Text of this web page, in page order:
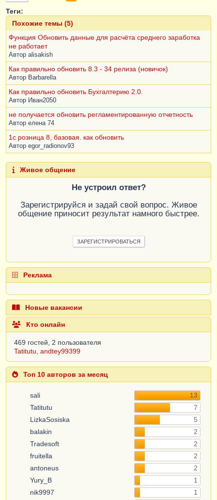
Теги:
Похожие темы (5)
Функция Обновить данные для расчёта среднего заработка
не работает
Автор alisakish
Как правильно обновить 8.3 - 34 релиза (новичок)
Автор Barbarella
Как правильно обновить Бухгалтерию 2.0.
Автор Иван2050
не получается обновить регламентированную отчетность
Автор елена 74
1c розница 8, базовая. как обновить
Автор egor_radionov93
Живое общение
Не устроил ответ?
Зарегистрируйся и задай свой вопрос. Живое
общение приносит результат намного быстрее.
ЗАРЕГИСТРИРОВАТЬСЯ
Реклама
Новые вакансии
Кто онлайн
469 гостей, 2 пользователя
Tatitutu andtey99399
Топ 10 авторов за месяц
sali
13
Tatitutu
7
LizkaSosiska
5
balakin
2
Tradesoft
2
fruitella
2
antoneus
2
Yury_B
1
nik9997
1